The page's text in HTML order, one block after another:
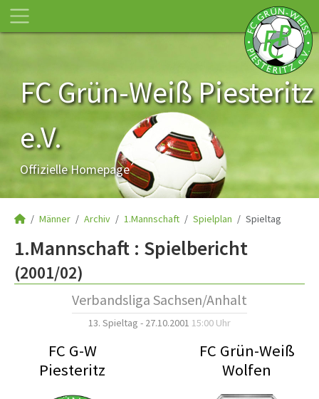
FC Grün-Weiß Piesteritz
e.V.
Offizielle Homepage
Männer Archiv 1.Mannschaft Spielplan Spieltag
1.Mannschaft : Spielbericht
(2001/02)
Verbandsliga Sachsen/Anhalt
13. Spieltag - 27.10.2001 15:00 Uhr
FC G-W
Piesteritz
FC Grün-Weiß
Wolfen